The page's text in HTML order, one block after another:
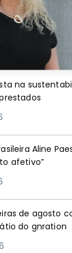
na
Aline
afetivo”
de agosto
do gnration